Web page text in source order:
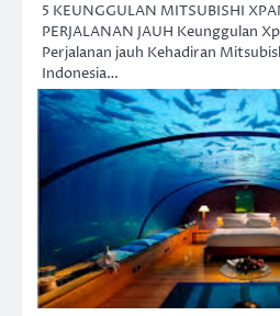
5 KEUNGGULAN MITSUBISHI
PERJALANAN JAUH Keunggulan
Perjalanan jauh Kehadiran
Indonesia…